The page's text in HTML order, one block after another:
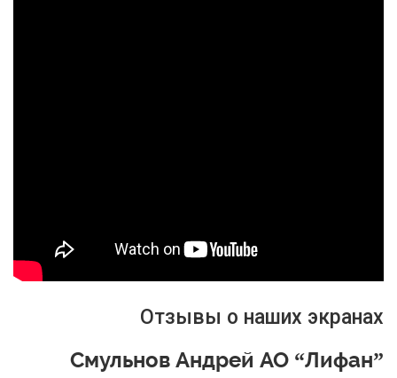
Отзывы о наших экранах
Смульнов Андрей АО “Лифан”